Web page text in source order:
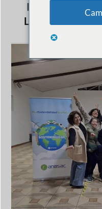
IMPULSANDO
LOCAL: CURSO